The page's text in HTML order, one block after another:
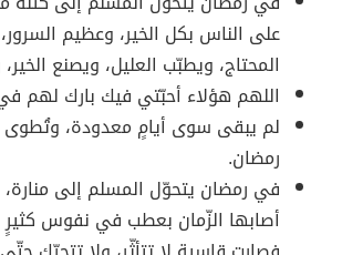
على الناس بكل الخير، وعظيم
المحتاج، ويطبّب العليل، ويصنع
اللهم هؤلاء أحبّتي فيك بارك لهم
لم يبقى سوى أيامٍ معدودة، وتُطوى
رمضان.
في رمضان يتحوّل المسلم إلى
أصابها الزّمان بعطب في نفوس